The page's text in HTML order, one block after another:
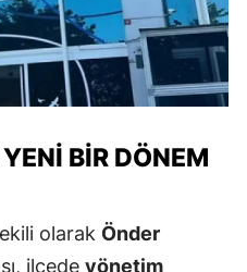
BIR DÖNEM
olarak Önder
ilçede yönetim